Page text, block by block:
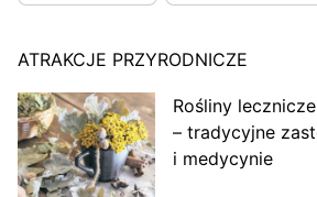
ATRAKCJE PRZYRODNICZE
Rośliny
– tradycyjne
i medycynie